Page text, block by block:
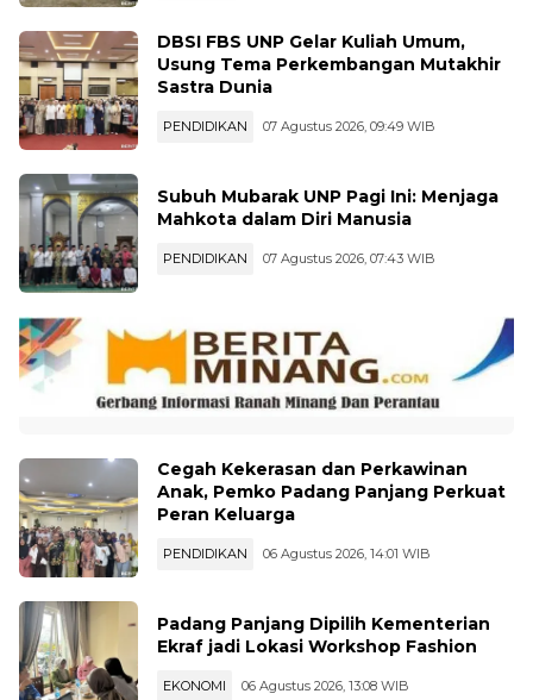
DBSI FBS UNP Gelar Kuliah Umum,
Usung Tema Perkembangan Mutakhir
Sastra Dunia
PENDIDIKAN 07 Agustus 2026, 09:49 WIB
Subuh Mubarak UNP Pagi Ini: Menjaga
Mahkota dalam Diri Manusia
PENDIDIKAN 07 Agustus 2026, 07:43 WIB
Cegah Kekerasan dan Perkawinan
Anak, Pemko Padang Panjang Perkuat
Peran Keluarga
PENDIDIKAN 06 Agustus 2026, 14:01 WIB
Padang Panjang Dipilih Kementerian
Ekraf jadi Lokasi Workshop Fashion
EKONOMI 06 Agustus 2026, 13:08 WIB